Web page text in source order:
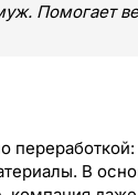
Помогает
В